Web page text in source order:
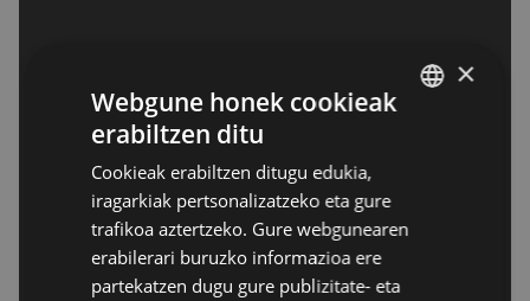
×
Webgune honek cookieak
erabiltzen ditu
Cookieak erabiltzen ditugu edukia,
iragarkiak pertsonalizatzeko eta gure
trafikoa aztertzeko. Gure webgunearen
erabilerari buruzko informazioa ere
partekatzen dugu gure publizitate- eta